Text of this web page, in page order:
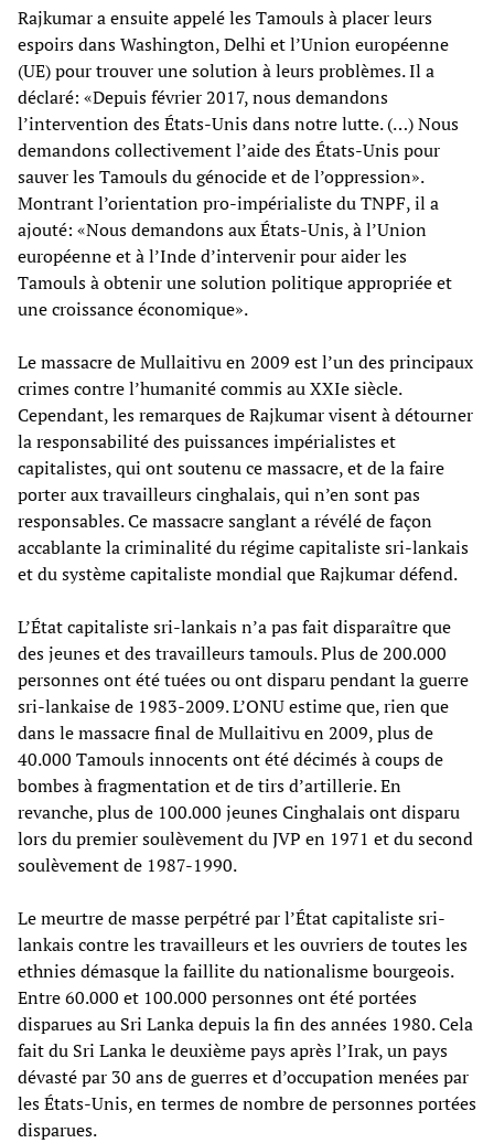
Rajkumar a ensuite appelé les Tamouls à placer leurs
espoirs dans Washington, Delhi et l’Union européenne
(UE) pour trouver une solution à leurs problèmes. Il a
déclaré: «Depuis février 2017, nous demandons
l’intervention des États-Unis dans notre lutte. (…) Nous
demandons collectivement l’aide des États-Unis pour
sauver les Tamouls du génocide et de l’oppression».
Montrant l’orientation pro-impérialiste du TNPF, il a
ajouté: «Nous demandons aux États-Unis, à l’Union
européenne et à l’Inde d’intervenir pour aider les
Tamouls à obtenir une solution politique appropriée et
une croissance économique».
Le massacre de Mullaitivu en 2009 est l’un des principaux
crimes contre l’humanité commis au XXIe siècle.
Cependant, les remarques de Rajkumar visent à détourner
la responsabilité des puissances impérialistes et
capitalistes, qui ont soutenu ce massacre, et de la faire
porter aux travailleurs cinghalais, qui n’en sont pas
responsables. Ce massacre sanglant a révélé de façon
accablante la criminalité du régime capitaliste sri-lankais
et du système capitaliste mondial que Rajkumar défend.
L’État capitaliste sri-lankais n’a pas fait disparaître que
des jeunes et des travailleurs tamouls. Plus de 200.000
personnes ont été tuées ou ont disparu pendant la guerre
sri-lankaise de 1983-2009. L’ONU estime que, rien que
dans le massacre final de Mullaitivu en 2009, plus de
40.000 Tamouls innocents ont été décimés à coups de
bombes à fragmentation et de tirs d’artillerie. En
revanche, plus de 100.000 jeunes Cinghalais ont disparu
lors du premier soulèvement du JVP en 1971 et du second
soulèvement de 1987-1990.
Le meurtre de masse perpétré par l’État capitaliste sri-
lankais contre les travailleurs et les ouvriers de toutes les
ethnies démasque la faillite du nationalisme bourgeois.
Entre 60.000 et 100.000 personnes ont été portées
disparues au Sri Lanka depuis la fin des années 1980. Cela
fait du Sri Lanka le deuxième pays après l’Irak, un pays
dévasté par 30 ans de guerres et d’occupation menées par
les États-Unis, en termes de nombre de personnes portées
disparues.